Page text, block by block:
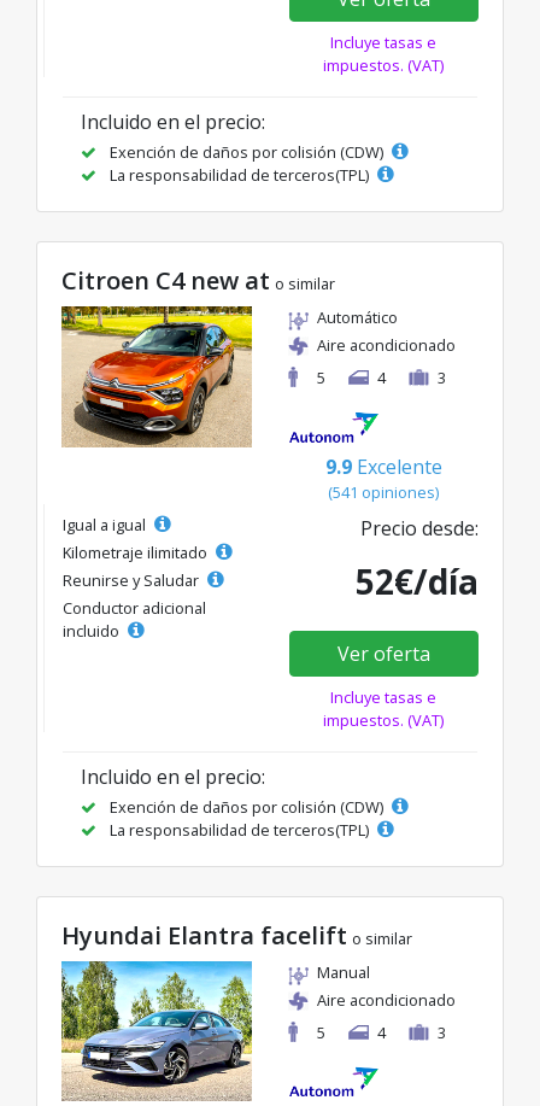
Incluye tasas e
impuestos. (VAT)
Incluido en el precio:
Exención de daños por colisión (CDW)
La responsabilidad de terceros(TPL)
Citroen C4 new at o similar
Automático
Aire acondicionado
5
4 3
9.9 Excelente
(541 opiniones)
Igual a igual
Kilometraje ilimitado
Reunirse y Saludar
Conductor adicional
incluido
Precio desde:
52€/día
Ver oferta
Incluye tasas e
impuestos. (VAT)
Incluido en el precio:
Exención de daños por colisión (CDW)
La responsabilidad de terceros(TPL)
Hyundai Elantra facelift o similar
Manual
Aire acondicionado
5
4 3